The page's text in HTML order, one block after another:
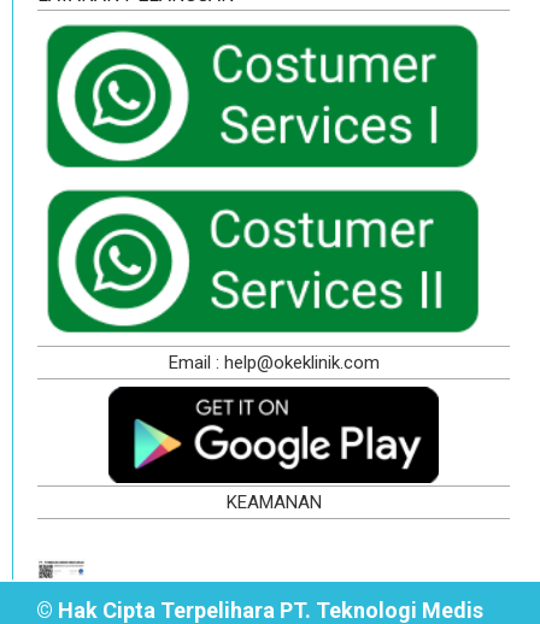
Email : help@okeklinik.com
KEAMANAN
© Hak Cipta Terpelihara PT. Teknologi Medis